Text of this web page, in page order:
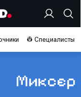
👷 Специалисты